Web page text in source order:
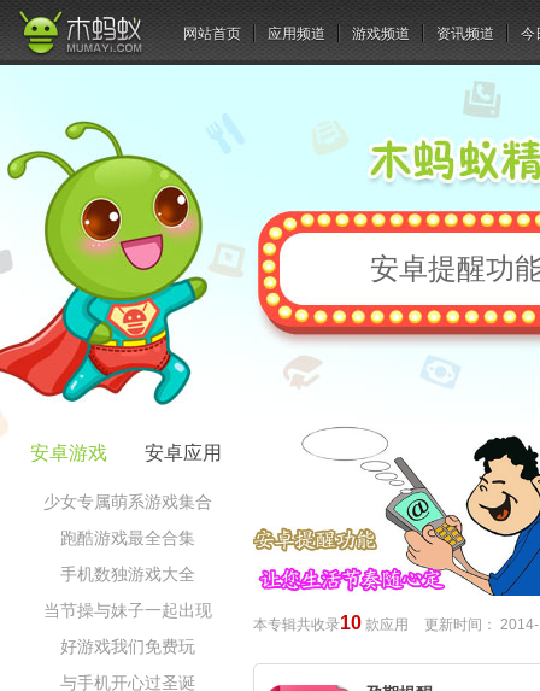
网站首页 应用频道 游戏频道 资讯频道 今
安卓提醒功
安卓游戏 安卓应用
少女专属萌系游戏集合
跑酷游戏最全合集
手机数独游戏大全
当节操与妹子一起出现
好游戏我们免费玩
与手机开心过圣诞
本专辑共收录10 款应用 更新时间：